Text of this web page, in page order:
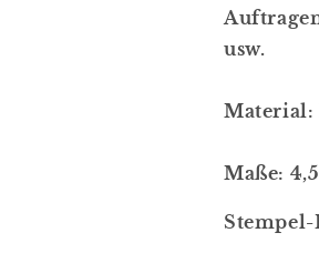
usw.
Material:
Maße:
Stempel-